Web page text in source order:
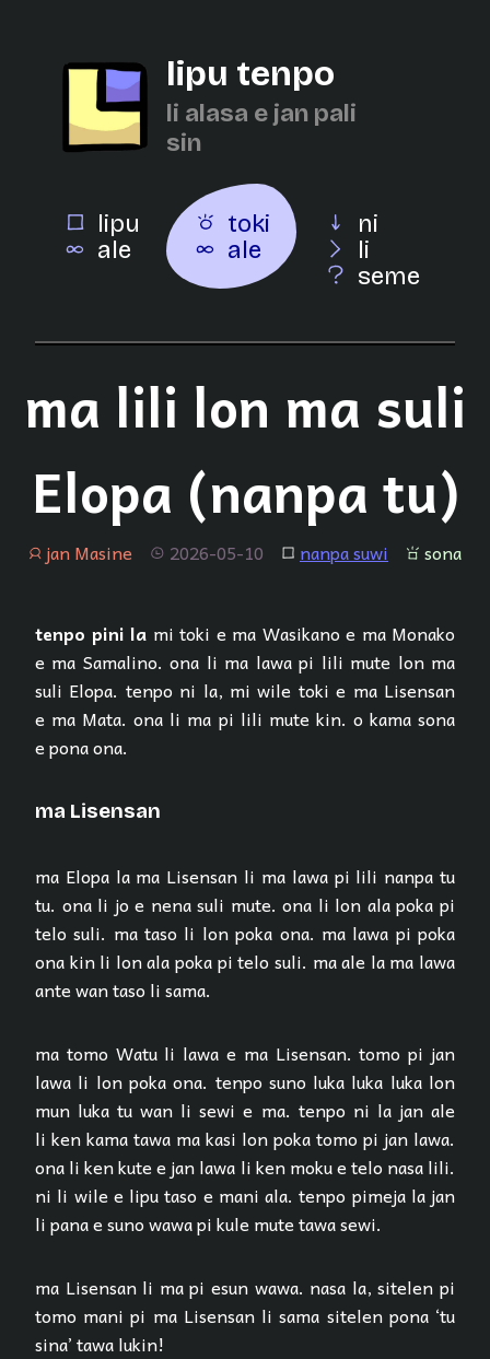
lipu tenpo
li alasa e jan pali
sin
lipu
ale
toki
ale
ni
li
seme
ma lili lon ma suli
Elopa (nanpa tu)
jan jan Masine tenpo 2026-05-10 lipu nanpa suwi sona sona
tenpo pini la mi toki e ma Wasikano e ma Monako
e ma Samalino. ona li ma lawa pi lili mute lon ma
suli Elopa. tenpo ni la, mi wile toki e ma Lisensan
e ma Mata. ona li ma pi lili mute kin. o kama sona
e pona ona.
ma Lisensan
ma Elopa la ma Lisensan li ma lawa pi lili nanpa tu
tu. ona li jo e nena suli mute. ona li lon ala poka pi
telo suli. ma taso li lon poka ona. ma lawa pi poka
ona kin li lon ala poka pi telo suli. ma ale la ma lawa
ante wan taso li sama.
ma tomo Watu li lawa e ma Lisensan. tomo pi jan
lawa li lon poka ona. tenpo suno luka luka luka lon
mun luka tu wan li sewi e ma. tenpo ni la jan ale
li ken kama tawa ma kasi lon poka tomo pi jan lawa.
ona li ken kute e jan lawa li ken moku e telo nasa lili.
ni li wile e lipu taso e mani ala. tenpo pimeja la jan
li pana e suno wawa pi kule mute tawa sewi.
ma Lisensan li ma pi esun wawa. nasa la, sitelen pi
tomo mani pi ma Lisensan li sama sitelen pona ‘tu
sina’ tawa lukin!